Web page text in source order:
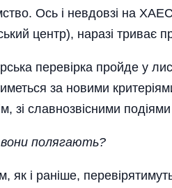
Ось і невдовзі на
центр), наразі триває
перевірка пройде у
за новими
зі славнозвісними
полягають?
як і раніше,